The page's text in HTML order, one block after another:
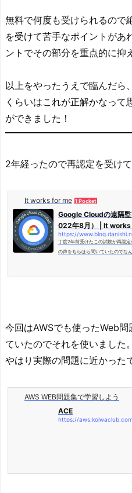
無料で何度も受けられるので
を受けて苦手なポイントがあ
ントでその部分を重点的に抑
以上をやったうえで臨んだら
くらいはこれが正解かなって
ができました！
2年経ったので再認定を受けて
It works for me 1 Pocket
Google Cloudの遠隔
022年8月） | It
https://
丁度2年前受けたこの試験が再認
の声をちらほら聞いていたのでな
今回はAWSでも使ったWeb
ていたのでそれを使いました。
やはり実際の問題に近かった
AWS WEB問題集で学習しよう
ACE
https://